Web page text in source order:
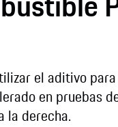
el aditivo
en pruebas
la derecha.